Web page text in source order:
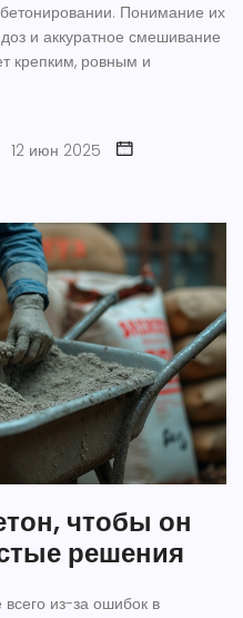
Понимание их
и аккуратное смешивание
крепким, ровным и
12 июн 2025
чтобы он
решения
из-за ошибок в